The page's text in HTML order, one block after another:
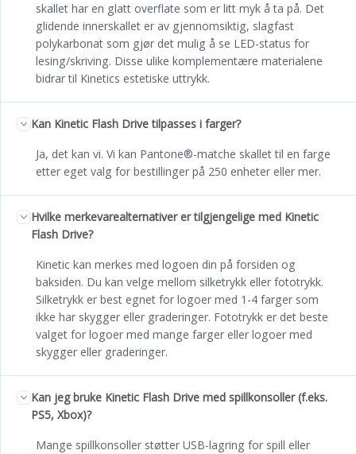
skallet har en glatt overflate som er litt myk å ta på. Det
glidende innerskallet er av gjennomsiktig, slagfast
polykarbonat som gjør det mulig å se LED-status for
lesing/skriving. Disse ulike komplementære materialene
bidrar til Kinetics estetiske uttrykk.
Kan Kinetic Flash Drive tilpasses i farger?
Ja, det kan vi. Vi kan Pantone®-matche skallet til en farge
etter eget valg for bestillinger på 250 enheter eller mer.
Hvilke merkevarealternativer er tilgjengelige med Kinetic
Flash Drive?
Kinetic kan merkes med logoen din på forsiden og
baksiden. Du kan velge mellom silketrykk eller fototrykk.
Silketrykk er best egnet for logoer med 1-4 farger som
ikke har skygger eller graderinger. Fototrykk er det beste
valget for logoer med mange farger eller logoer med
skygger eller graderinger.
Kan jeg bruke Kinetic Flash Drive med spillkonsoller (f.eks.
PS5, Xbox)?
Mange spillkonsoller støtter USB-lagring for spill eller